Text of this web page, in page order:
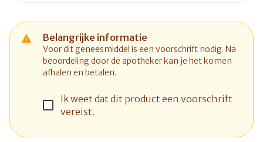
Belangrijke informatie
Voor dit geneesmiddel is een voorschrift nodig. Na
beoordeling door de apotheker kan je het komen
afhalen en betalen.
Ik weet dat dit product een voorschrift
vereist.